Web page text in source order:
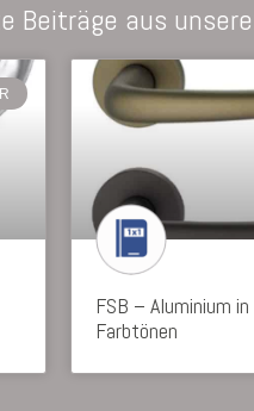
Beiträge aus
FSB – Aluminium
Farbtönen